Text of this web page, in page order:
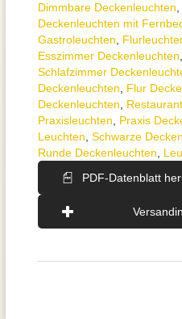
Dimmbare Deckenleuchten
Deckenleuchten mit
Gastroleuchten
Esszimmer Deckenleuchten
Schlafzimmer
Deckenleuchten
Flur
Deckenleuchten
Praxisleuchten
Praxis
Leuchten Schwarze
Runde Deckenleuchten
PDF-Datenblatt